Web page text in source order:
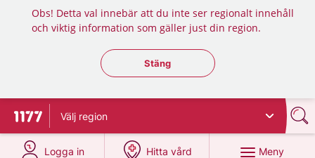
Obs! Detta val innebär att du inte ser regionalt innehåll
och viktig information som gäller just din region.
Stäng regionsväljaren
Stäng
Till startsidan för 1177
Välj region
Logga in
på 1177.se
Hitta vård
på 1177.se
Meny